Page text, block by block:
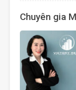
Chuyên gia